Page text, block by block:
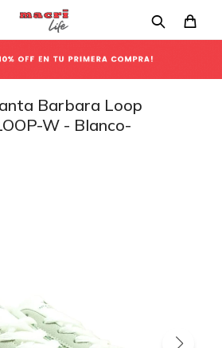
Barbara Loop
W - Blanco-